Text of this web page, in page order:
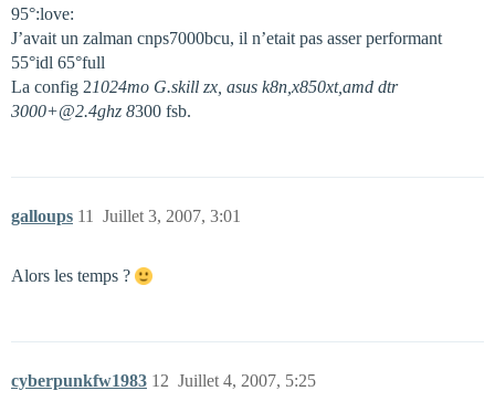
95°:love:
J’avait un zalman cnps7000bcu, il n’etait pas asser performant
55°idl 65°full
La config 21024mo G.skill zx, asus k8n,x850xt,amd dtr
3000+@2.4ghz 8300 fsb.
galloups Juillet 3, 2007, 3:01
11
Alors les temps ?
cyberpunkfw1983 Juillet 4, 2007, 5:25
12